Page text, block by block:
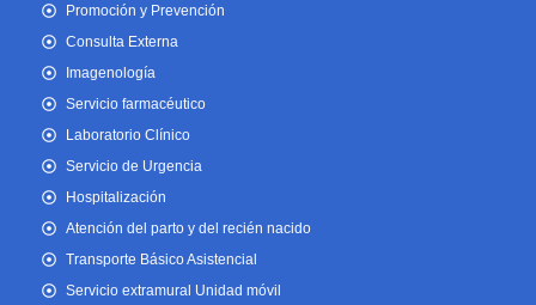
Promoción y Prevención
Consulta Externa
Imagenología
Servicio farmacéutico
Laboratorio Clínico
Servicio de Urgencia
Hospitalización
Atención del parto y del recién nacido
Transporte Básico Asistencial
Servicio extramural Unidad móvil